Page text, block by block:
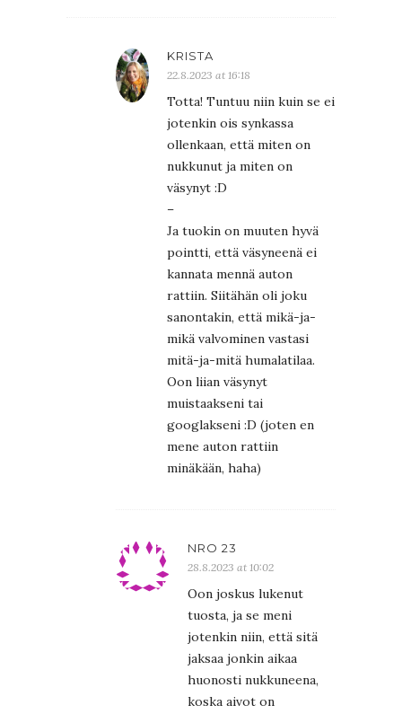
KRISTA
22.8.2023 at 16:18
Totta! Tuntuu niin kuin se ei
jotenkin ois synkassa
ollenkaan, että miten on
nukkunut ja miten on
väsynyt :D
–
Ja tuokin on muuten hyvä
pointti, että väsyneenä ei
kannata mennä auton
rattiin. Siitähän oli joku
sanontakin, että mikä-ja-
mikä valvominen vastasi
mitä-ja-mitä humalatilaa.
Oon liian väsynyt
muistaakseni tai
googlakseni :D (joten en
mene auton rattiin
minäkään, haha)
NRO 23
28.8.2023 at 10:02
Oon joskus lukenut
tuosta, ja se meni
jotenkin niin, että sitä
jaksaa jonkin aikaa
huonosti nukkuneena,
koska aivot on